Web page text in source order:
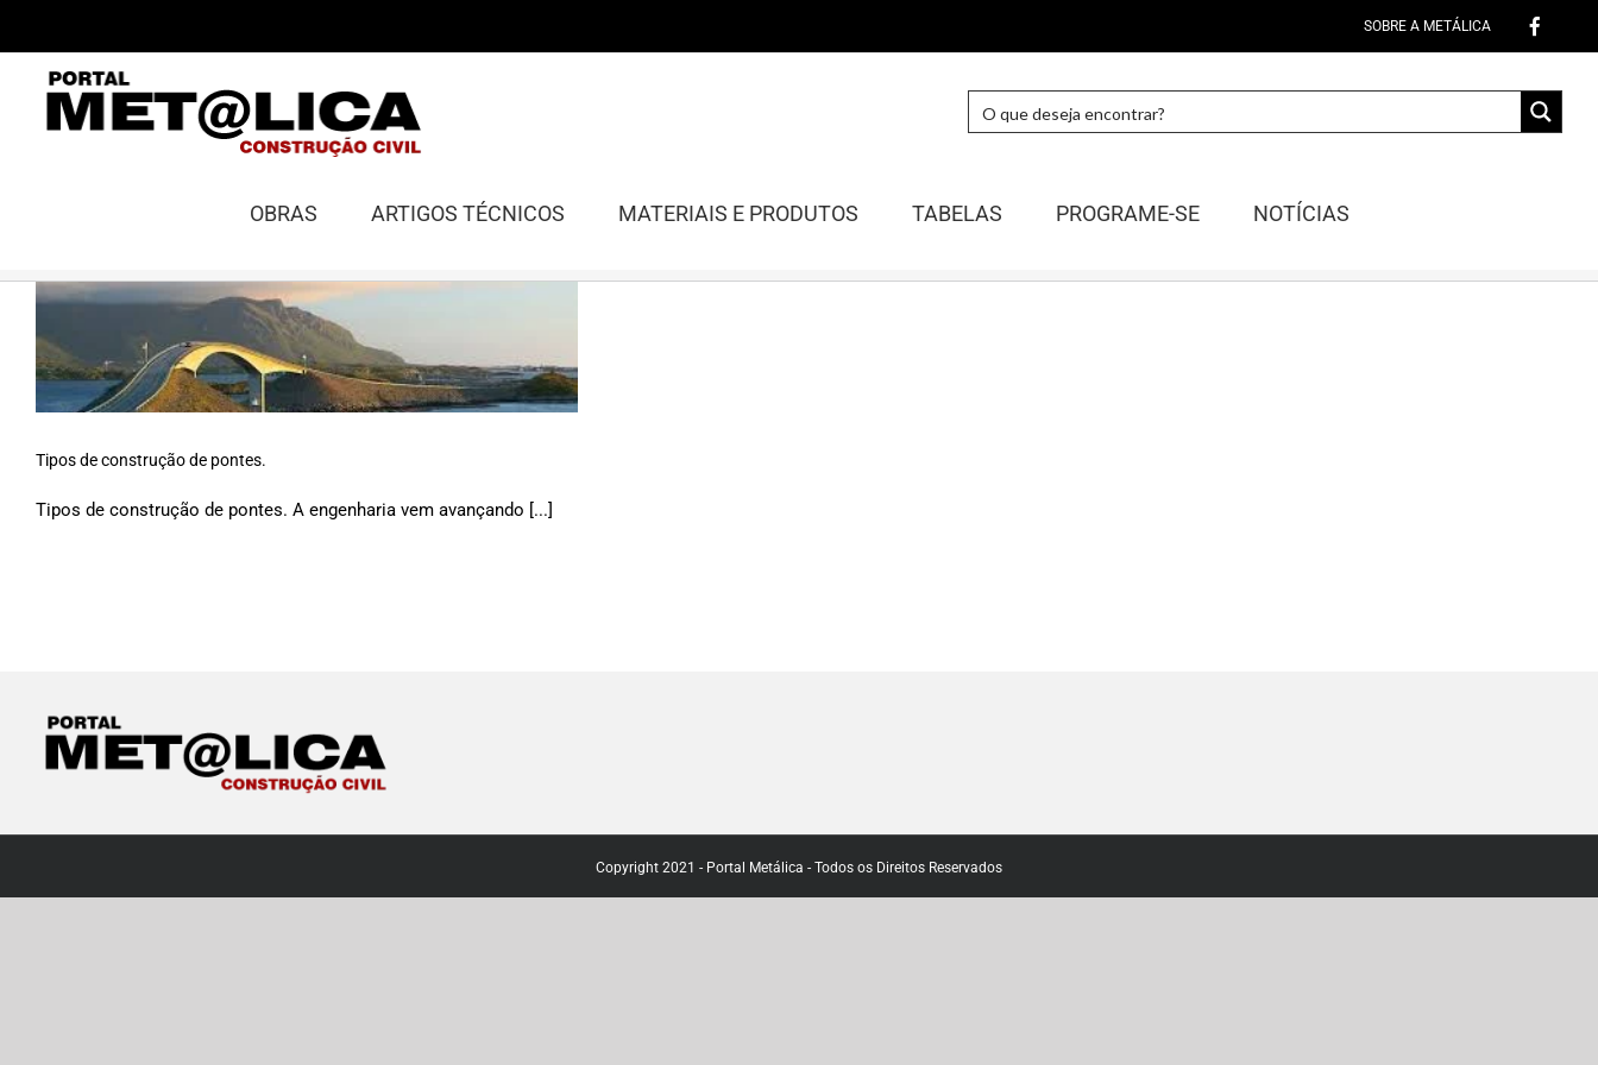
conteúdo
SOBRE A METÁLICA
OBRAS ARTIGOS TÉCNICOS MATERIAIS E PRODUTOS TABELAS PROGRAME-SE NOTÍCIAS
Tipos de construção de pontes.
Tipos de construção de pontes. A engenharia vem avançando [...]
Copyright 2021 - Portal Metálica - Todos os Direitos Reservados